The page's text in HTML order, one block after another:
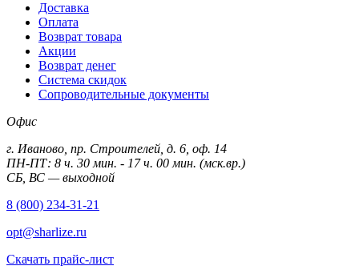
Доставка
Оплата
Возврат товара
Акции
Возврат денег
Система скидок
Сопроводительные документы
Офис
г. Иваново, пр. Строителей, д. 6, оф. 14
ПН-ПТ: 8 ч. 30 мин. - 17 ч. 00 мин. (мск.вр.)
СБ, ВС — выходной
8 (800) 234-31-21
opt@sharlize.ru
Скачать прайс-лист